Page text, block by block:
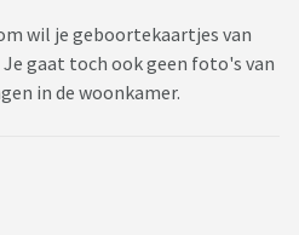
wil je geboortekaartjes van
gaat toch ook geen foto's van
in de woonkamer.